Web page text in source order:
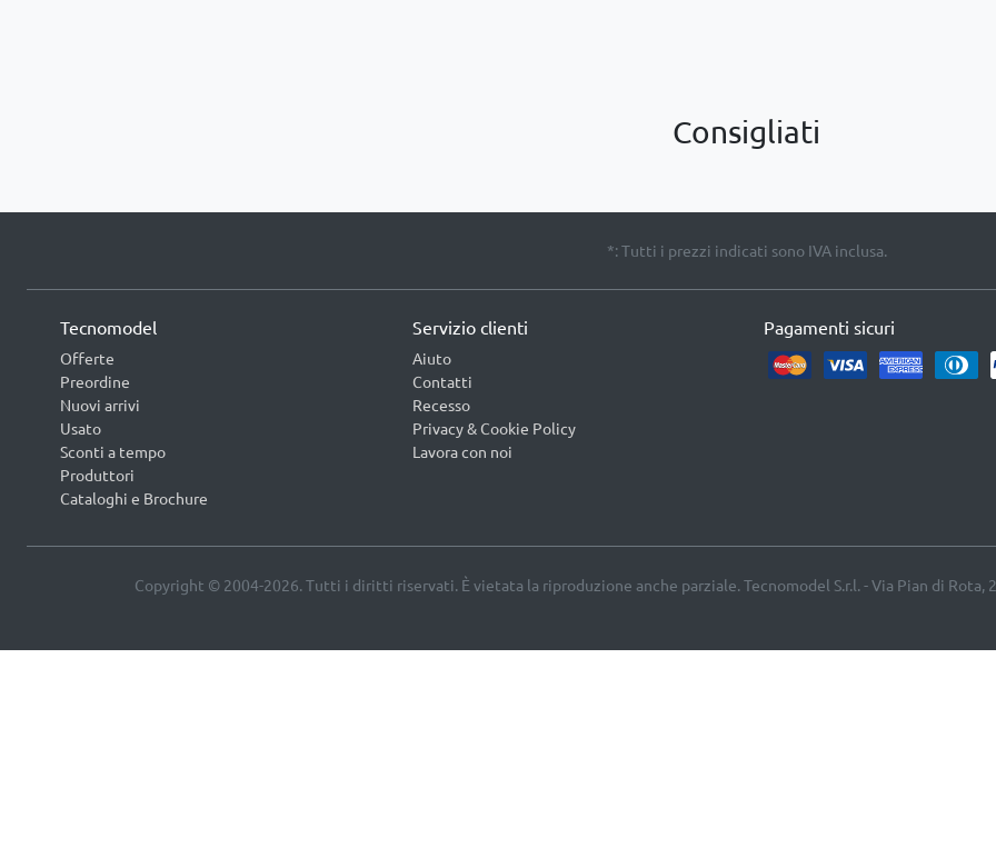
Consigliati
*: Tutti i prezzi indicati sono IVA inclusa.
Tecnomodel
Offerte
Preordine
Nuovi arrivi
Usato
Sconti a tempo
Produttori
Cataloghi e Brochure
Servizio clienti
Aiuto
Contatti
Recesso
Privacy & Cookie Policy
Lavora con noi
Pagamenti sicuri
Copyright © 2004-2026. Tutti i diritti riservati. È vietata la riproduzione anche parziale. Tecnomodel S.r.l. - Via Pian di Rota,